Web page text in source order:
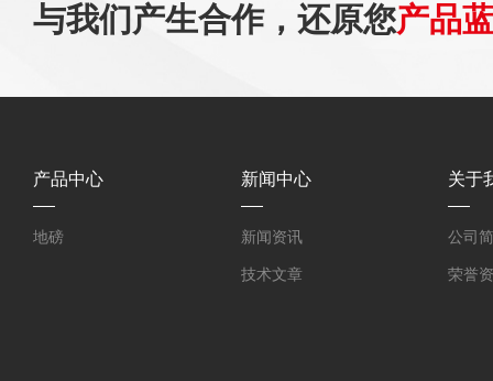
与我们产生合作，还原您产品
产品中心
地磅
新闻中心
新闻资讯
技术文章
关于
公司
荣誉